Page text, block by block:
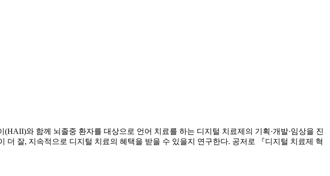
와 함께 뇌졸중 환자를 대상으로 언어 치료를 하는 디지털 치료제의 기획·개발·임상을 진
잘, 지속적으로 디지털 치료의 혜택을 받을 수 있을지 연구한다. 공저로 『디지털 치료제 혁